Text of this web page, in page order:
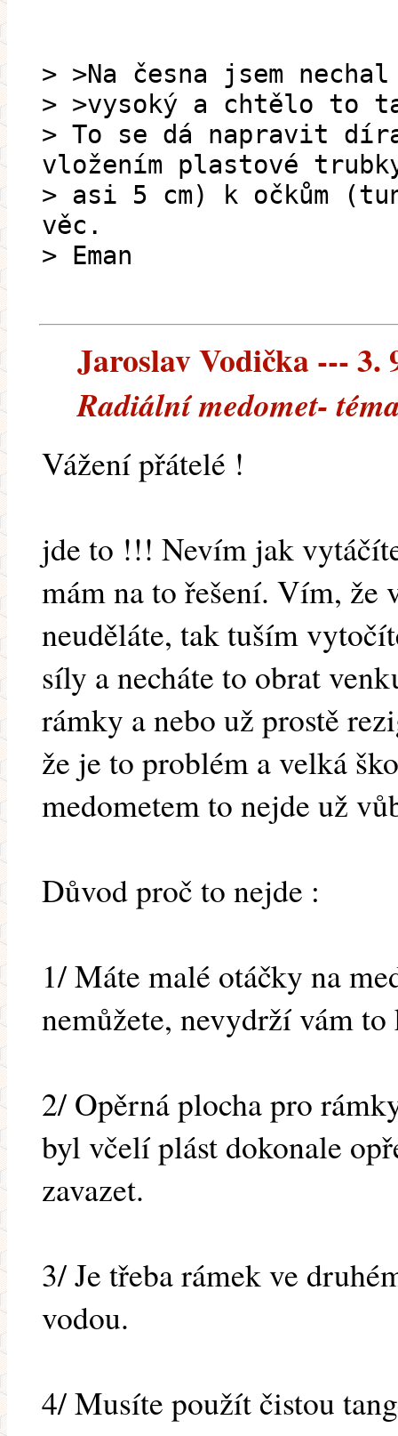
> >Na česna jsem
> >vysoký a chtělo to
> To se dá napravit
vložením plastové
> asi 5 cm) k očkům
věc.
> Eman
Jaroslav Vodička --- 3.
Radiální medomet-
Vážení přátelé !
jde to !!! Nevím jak
mám na to řešení. Vím, že
neuděláte, tak tuším
síly a necháte to obrat
rámky a nebo už prostě
že je to problém a velká
medometem to nejde už
Důvod proč to nejde :
1/ Máte malé otáčky na
nemůžete, nevydrží vám
2/ Opěrná plocha pro
byl včelí plást dokonale
zavazet.
3/ Je třeba rámek ve
vodou.
4/ Musíte použít čistou